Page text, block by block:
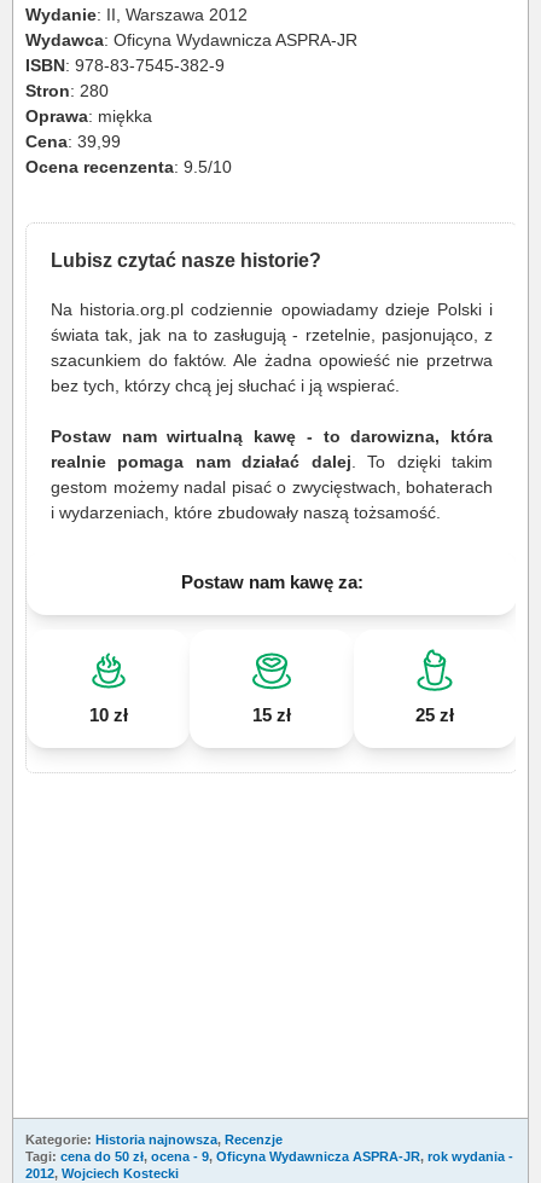
Wydanie: II, Warszawa 2012
Wydawca: Oficyna Wydawnicza ASPRA-JR
ISBN: 978-83-7545-382-9
Stron: 280
Oprawa: miękka
Cena: 39,99
Ocena recenzenta: 9.5/10
Lubisz czytać nasze historie?
Na historia.org.pl codziennie opowiadamy dzieje Polski i
świata tak, jak na to zasługują - rzetelnie, pasjonująco, z
szacunkiem do faktów. Ale żadna opowieść nie przetrwa
bez tych, którzy chcą jej słuchać i ją wspierać.
Postaw nam wirtualną kawę - to darowizna, która
realnie pomaga nam działać dalej . To dzięki takim
gestom możemy nadal pisać o zwycięstwach, bohaterach
i wydarzeniach, które zbudowały naszą tożsamość.
Postaw nam kawę za:
10 zł 15 zł 25 zł
Kategorie: Historia najnowsza, Recenzje
Tagi: cena do 50 zł, ocena - 9, Oficyna Wydawnicza ASPRA-JR, rok wydania -
2012, Wojciech Kostecki